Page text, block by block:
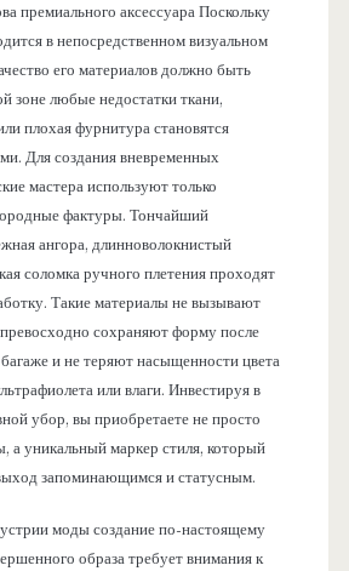
премиального аксессуара Поскольку
в непосредственном визуальном
его материалов должно быть
зоне любые недостатки ткани,
плохая фурнитура становятся
Для создания вневременных
мастера используют только
фактуры. Тончайший
ангора, длинноволокнистый
соломка ручного плетения проходят
Такие материалы не вызывают
сохраняют форму после
и не теряют насыщенности цвета
или влаги. Инвестируя в
убор, вы приобретаете не просто
а уникальный маркер стиля, который
запоминающимся и статусным.
моды создание по-настоящему
образа требует внимания к